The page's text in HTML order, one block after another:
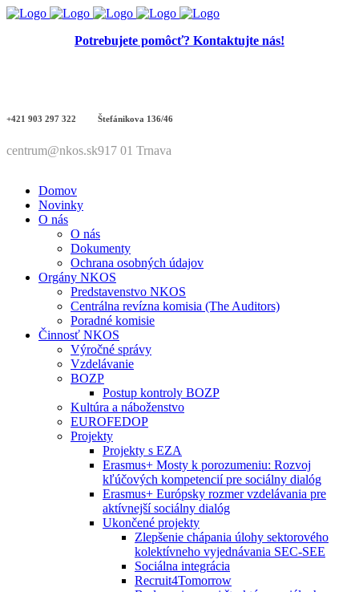
Potrebujete pomôcť? Kontaktujte nás!
+421 903 297 322
centrum@nkos.sk
Štefánikova 136/46
917 01 Trnava
Domov
Novinky
O nás
O nás
Dokumenty
Ochrana osobných údajov
Orgány NKOS
Predstavenstvo NKOS
Centrálna revízna komisia (The Auditors)
Poradné komisie
Činnosť NKOS
Výročné správy
Vzdelávanie
BOZP
Postup kontroly BOZP
Kultúra a náboženstvo
EUROFEDOP
Projekty
Projekty s EZA
Erasmus+ Mosty k porozumeniu: Rozvoj
kľúčových kompetencií pre sociálny dialóg
Erasmus+ Európsky rozmer vzdelávania pre
aktívnejší sociálny dialóg
Ukončené projekty
Zlepšenie chápania úlohy sektorového
kolektívneho vyjednávania SEC-SEE
Sociálna integrácia
Recruit4Tomorrow